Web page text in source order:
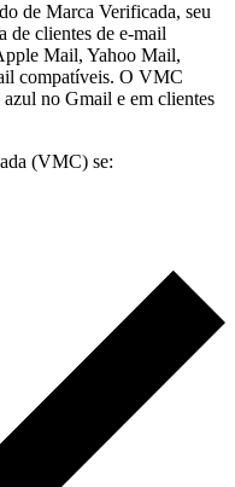
de Marca Verificada, seu
de clientes de e-mail
Mail, Yahoo Mail,
compatíveis. O VMC
no Gmail e em clientes
(VMC) se: